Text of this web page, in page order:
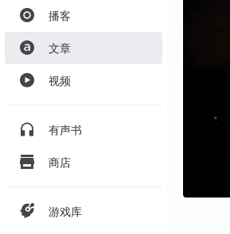
播客
文章
视频
有声书
商店
游戏库